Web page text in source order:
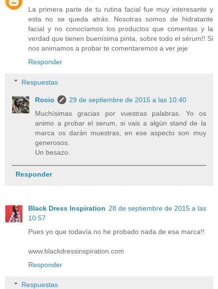
La primera parte de tu rutina facial fue muy interesante y
esta no se queda atrás. Nosotras somos de hidratante
facial y no conocíamos los productos que comentas y la
verdad que tienen buenísima pinta, sobre todo el sérum!! Si
nos animamos a probar te comentaremos a ver jeje
Responder
Respuestas
Rocio
29 de septiembre de 2015 a las 10:40
Muchísimas gracias por vuestras palabras. Yo os
animo a probar el serum, si vais a algún stand de la
marca os darán muestras, en ese aspecto son muy
generosos.
Un besazo.
Responder
Black Dress Inspiration 28 de septiembre de 2015 a las
10:57
Pues yo que todavía no he probado nada de esa marca!!
www.blackdressinspiration.com
Responder
Respuestas